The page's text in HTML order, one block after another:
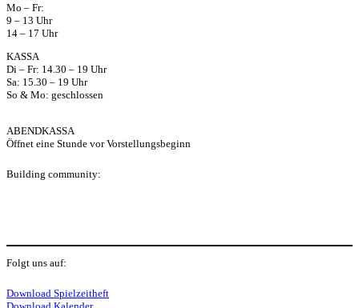
p
Mo – Fr:
9 – 13 Uhr
14 – 17 Uhr
KASSA
Di – Fr: 14.30 – 19 Uhr
Sa: 15.30 – 19 Uhr
So & Mo: geschlossen
ABENDKASSA
Öffnet eine Stunde vor Vorstellungsbeginn
Building community:
P
Folgt uns auf:
Y
Download Spielzeitheft